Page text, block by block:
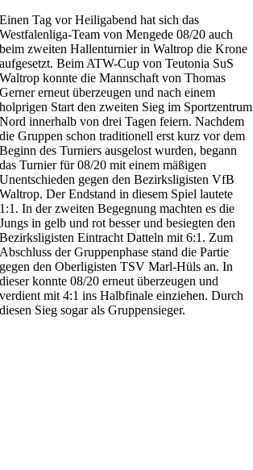
Einen Tag vor Heiligabend hat sich das
Westfalenliga-Team von Mengede 08/20 auch
beim zweiten Hallenturnier in Waltrop die Krone
aufgesetzt. Beim ATW-Cup von Teutonia SuS
Waltrop konnte die Mannschaft von Thomas
Gerner erneut überzeugen und nach einem
holprigen Start den zweiten Sieg im Sportzentrum
Nord innerhalb von drei Tagen feiern. Nachdem
die Gruppen schon traditionell erst kurz vor dem
Beginn des Turniers ausgelost wurden, begann
das Turnier für 08/20 mit einem mäßigen
Unentschieden gegen den Bezirksligisten VfB
Waltrop. Der Endstand in diesem Spiel lautete
1:1. In der zweiten Begegnung machten es die
Jungs in gelb und rot besser und besiegten den
Bezirksligisten Eintracht Datteln mit 6:1. Zum
Abschluss der Gruppenphase stand die Partie
gegen den Oberligisten TSV Marl-Hüls an. In
dieser konnte 08/20 erneut überzeugen und
verdient mit 4:1 ins Halbfinale einziehen. Durch
diesen Sieg sogar als Gruppensieger.